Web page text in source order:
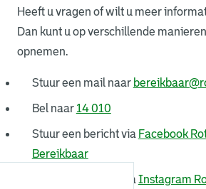
Heeft u vragen of wilt u meer
Dan kunt u op verschillende
opnemen.
Stuur een mail naar
Bel naar 14 010
Stuur een bericht via Facebook
Bereikbaar. Link opent een
Stuur een bericht viaInstagram